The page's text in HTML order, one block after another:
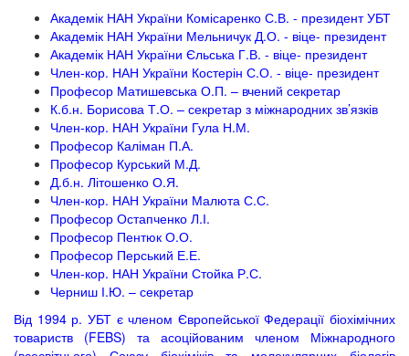
Академік НАН України Комісаренко С.В. - президент УБТ
Академік НАН України Мельничук Д.О. - віце- президент
Академік НАН України Єльська Г.В. - віце- президент
Член-кор. НАН України Костерін С.О. - віце- президент
Професор Матишевська О.П. – вчений секретар
К.б.н. Борисова Т.О. – секретар з міжнародних зв’язків
Член-кор. НАН України Гула Н.М.
Професор Каліман П.А.
Професор Курський М.Д.
Д.б.н. Літошенко О.Я.
Член-кор. НАН України Малюта С.С.
Професор Остапченко Л.І.
Професор Пентюк О.О.
Професор Перський Е.Е.
Член-кор. НАН України Стойка Р.С.
Черниш І.Ю. – секретар
Від 1994 р. УБТ є членом Європейської Федерації біохімічних
товариств (FEBS) та асоційованим членом Міжнародного